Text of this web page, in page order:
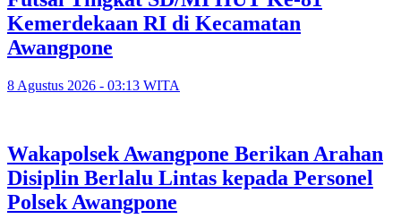
Kemerdekaan RI di Kecamatan
Awangpone
8 Agustus 2026 - 03:13 WITA
‎Wakapolsek Awangpone Berikan Arahan
Disiplin Berlalu Lintas kepada Personel
Polsek Awangpone